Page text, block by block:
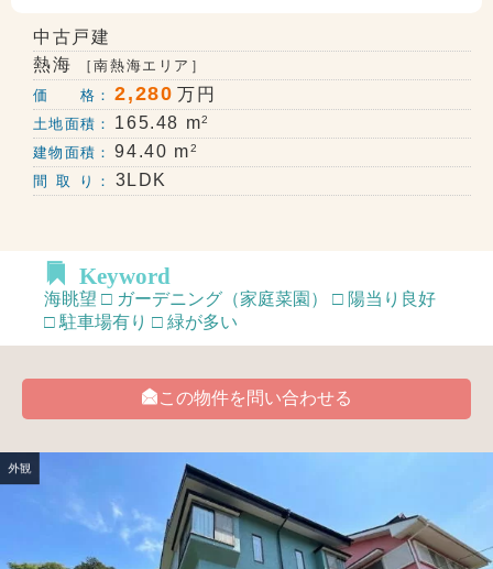
中古戸建
熱海
［南熱海エリア］
価 格：
2,280万円
土地面積： 165.48 m2
建物面積： 94.40 m2
間 取 り： 3LDK
Keyword
海眺望 □ ガーデニング（家庭菜園） □ 陽当り良好
□ 駐車場有り □ 緑が多い
この物件を問い合わせる
外観